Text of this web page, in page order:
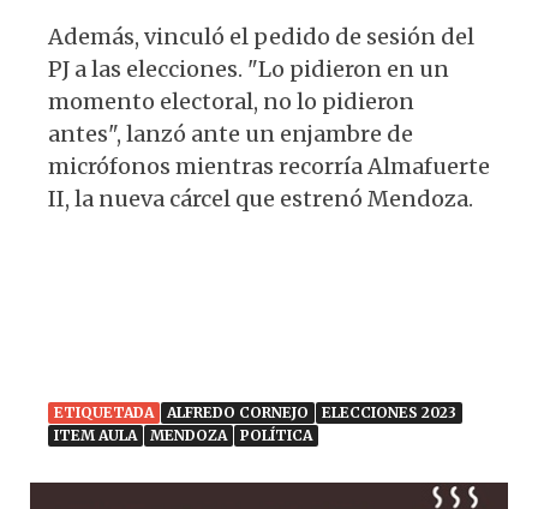
Además, vinculó el pedido de sesión del
PJ a las elecciones. "Lo pidieron en un
momento electoral, no lo pidieron
antes", lanzó ante un enjambre de
micrófonos mientras recorría Almafuerte
II, la nueva cárcel que estrenó Mendoza.
ETIQUETADA ALFREDO CORNEJO
ELECCIONES 2023
ITEM AULA
MENDOZA POLÍTICA